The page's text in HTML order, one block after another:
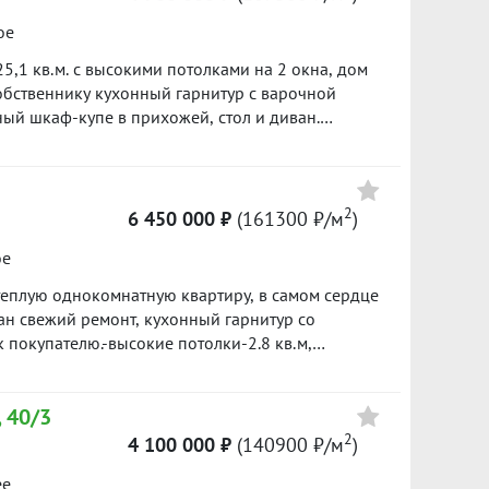
151800 ₽/м²
кв.м. с высокими потолками на 2 окна, дом
кухонный гарнитур с варочной
шкаф-купе в прихожей, стол и диван.
в шаговой доступности: школa №133,
трамвай. Просмотры в любое удобное
Звоните и записывайтесь на
6 450 000 ₽ (161300 ₽/м2)
однокомнатную квартиру, в самом сердце
свежий ремонт, кухонный гарнитур со
покупателю.-высокие потолки-2.8 кв.м,
является плюсом для ценителей работать из
Идеальное месторасположение дома
аренду. В шаговой доступности ТЦ
детские сады, школы, остановки
40/3
4 100 000 ₽ (140900 ₽/м2)